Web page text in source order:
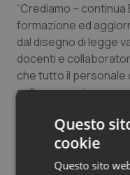
Tumore ovarico
Tumori del
Ulcera &
Vaccini
“Crediamo –
formazione ed
dal disegno di legge
docenti e
che tutto il personale
nella promozione e
Nelle scuole in cui il
condannato, la
Questo
cookie
Questo sito